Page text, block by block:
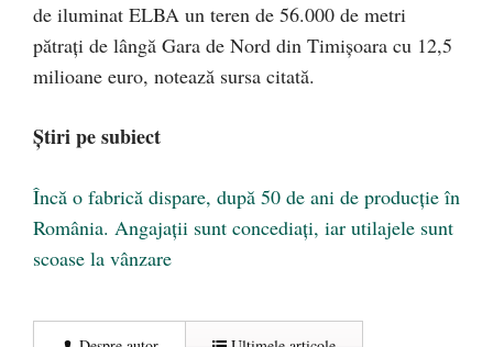
de iluminat ELBA un teren de 56.000 de metri
pătrați de lângă Gara de Nord din Timișoara cu 12,5
milioane euro, notează sursa citată.
Știri pe subiect
Încă o fabrică dispare, după 50 de ani de producție în
România. Angajații sunt concediați, iar utilajele sunt
scoase la vânzare